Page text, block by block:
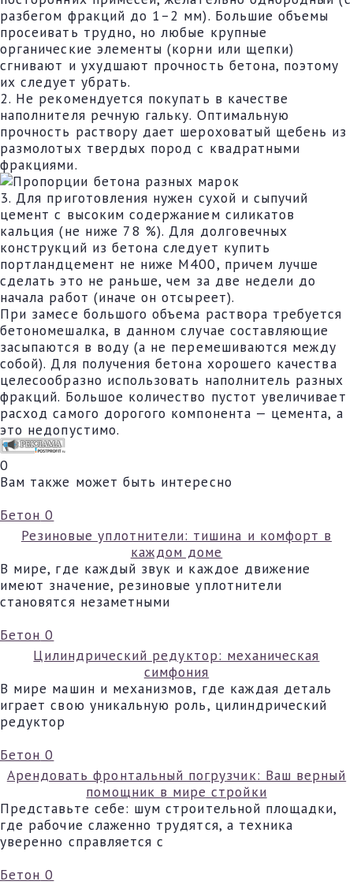
разбегом фракций до 1–2 мм). Большие объемы
просеивать трудно, но любые крупные
органические элементы (корни или щепки)
сгнивают и ухудшают прочность бетона, поэтому
их следует убрать.
2. Не рекомендуется покупать в качестве
наполнителя речную гальку. Оптимальную
прочность раствору дает шероховатый щебень из
размолотых твердых пород с квадратными
фракциями.
3. Для приготовления нужен сухой и сыпучий
цемент с высоким содержанием силикатов
кальция (не ниже 78 %). Для долговечных
конструкций из бетона следует купить
портландцемент не ниже М400, причем лучше
сделать это не раньше, чем за две недели до
начала работ (иначе он отсыреет).
При замесе большого объема раствора требуется
бетономешалка, в данном случае составляющие
засыпаются в воду (а не перемешиваются между
собой). Для получения бетона хорошего качества
целесообразно использовать наполнитель разных
фракций. Большое количество пустот увеличивает
расход самого дорогого компонента — цемента, а
это недопустимо.
0
Вам также может быть интересно
Бетон 0
Резиновые уплотнители: тишина и комфорт в
каждом доме
В мире, где каждый звук и каждое движение
имеют значение, резиновые уплотнители
становятся незаметными
Бетон 0
Цилиндрический редуктор: механическая
симфония
В мире машин и механизмов, где каждая деталь
играет свою уникальную роль, цилиндрический
редуктор
Бетон 0
Арендовать фронтальный погрузчик: Ваш верный
помощник в мире стройки
Представьте себе: шум строительной площадки,
где рабочие слаженно трудятся, а техника
уверенно справляется с
Бетон 0